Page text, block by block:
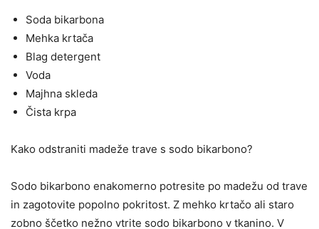
Soda bikarbona
Mehka krtača
Blag detergent
Voda
Majhna skleda
Čista krpa
Kako odstraniti madeže trave s sodo bikarbono?
Sodo bikarbono enakomerno potresite po madežu od trave
in zagotovite popolno pokritost. Z mehko krtačo ali staro
zobno ščetko nežno vtrite sodo bikarbono v tkanino. V